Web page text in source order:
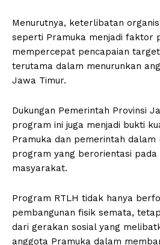
Menurutnya, keterlibatan
seperti Pramuka menjadi faktor
mempercepat pencapaian
terutama dalam menurunkan
Jawa Timur.
Dukungan Pemerintah Provinsi
program ini juga menjadi bukti
Pramuka dan pemerintah dalam
program yang berorientasi pada
masyarakat.
Program RTLH tidak hanya
pembangunan fisik semata,
dari gerakan sosial yang
anggota Pramuka dalam